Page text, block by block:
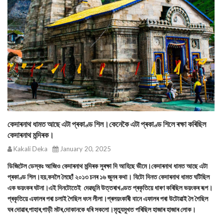
কেদাৰনাথ ধামত আছে এটা প্ৰকাণ্ড শিল।কেনেকৈ এটা প্ৰকাণ্ড শিলে ৰক্ষা কৰিছিল
কেদাৰনাথ মন্দিৰক।
Kakali Deka January 20, 2025
ডিজিটেল ডেস্কঃ আজিও কেদাৰনাথ মন্দিৰক সুৰক্ষা দি আহিছে ভীমে।কেদাৰনাথ ধামত আছে এটা
প্ৰকাণ্ড শিল।হয়,কবলৈ লৈছোঁ ২০১৩ চনৰ ১৬ জুনৰ কথা। যিটো দিনত কেদাৰনাথ ধামত ঘটিছিল
এক ভয়ংকৰ ঘটনা।এই দিনটোতেই দেৱভূমি উত্তৰাখণ্ডত প্ৰকৃতিয়ে ধাৰণ কৰিছিল ভয়ংকৰ ৰূপ।
প্ৰকৃতিয়ে এফালৰ পৰা চলাই গৈছিল ধংস লীলা।প্ৰলয়ংকাৰী বানে এফালৰ পৰা উটোৱাই লৈ গৈছিল
ঘৰ দোৱাৰ,পাহাৰ,গাড়ী মটৰ,দোকানকে ধৰি সকলো।মৃত্যুমুখত পৰিছিল হাজাৰ হাজাৰ লোক।